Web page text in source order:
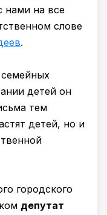
нами на все
слове
.
семейных
детей он
тем
детей, но и
городского
депутат